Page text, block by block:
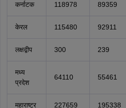
कर्नाटक 118978 89359
केरल 115480 92911
लक्षद्वीप 300 239
मध्य
प्रदेश
64110 55461
महाराष्ट्र 227659 195338